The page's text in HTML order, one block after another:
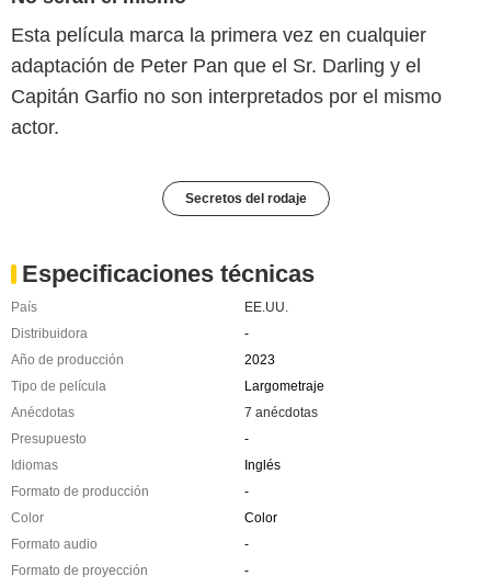
Esta película marca la primera vez en cualquier
adaptación de Peter Pan que el Sr. Darling y el
Capitán Garfio no son interpretados por el mismo
actor.
Secretos del rodaje
Especificaciones técnicas
País
EE.UU.
Distribuidora
-
Año de producción
2023
Tipo de película
Largometraje
Anécdotas
7 anécdotas
Presupuesto
-
Idiomas
Inglés
Formato de producción
-
Color
Color
Formato audio
-
Formato de proyección
-